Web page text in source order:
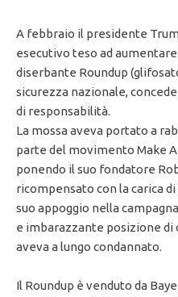
A febbraio il presidente
esecutivo teso ad
diserbante Roundup
sicurezza nazionale,
di responsabilità.
La mossa aveva portato a
parte del movimento Make
ponendo il suo fondatore
ricompensato con la carica
suo appoggio nella
e imbarazzante posizione di
aveva a lungo condannato.
Il Roundup è venduto da